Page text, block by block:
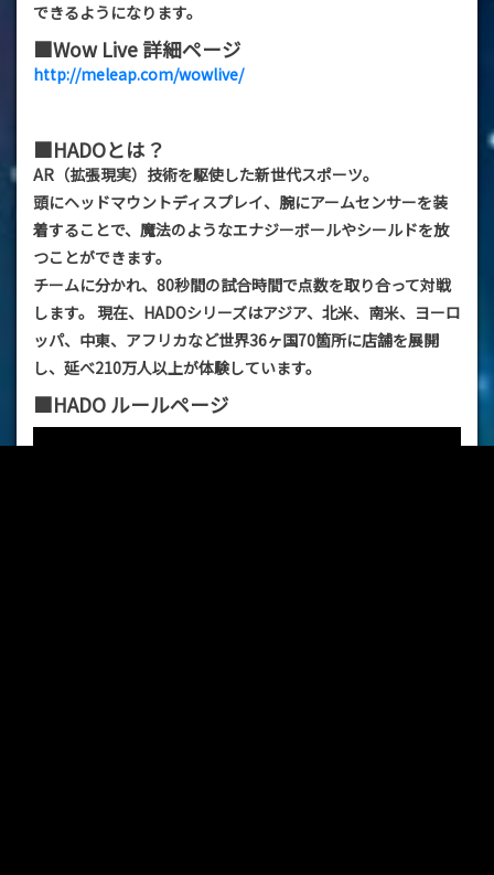
できるようになります。
■Wow Live 詳細ページ
http://meleap.com/wowlive/
■HADOとは？
AR（拡張現実）技術を駆使した新世代スポーツ。
頭にヘッドマウントディスプレイ、腕にアームセンサーを装
着することで、魔法のようなエナジーボールやシールドを放
つことができます。
チームに分かれ、80秒間の試合時間で点数を取り合って対戦
します。 現在、HADOシリーズはアジア、北米、南米、ヨーロ
ッパ、中東、アフリカなど世界36ヶ国70箇所に店舗を展開
し、延べ210万人以上が体験しています。
■HADO ルールページ